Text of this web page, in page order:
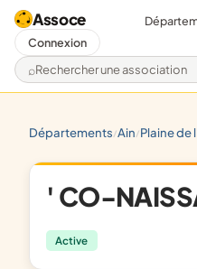
Assoce
Rechercher une
Connexion
départements/ ain/ plaine de
' CO-
Active